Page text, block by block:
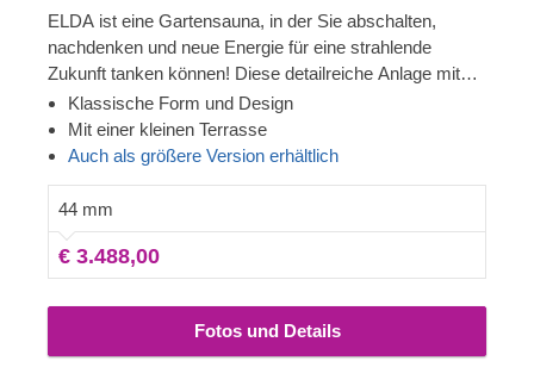
ELDA ist eine Gartensauna, in der Sie abschalten,
nachdenken und neue Energie für eine strahlende
Zukunft tanken können! Diese detailreiche Anlage mit
schönem Spitzdach ist gemütlich und komfortabel und
verfügt über 3 Reihen von Bänken, zwischen denen Sie
wählen können. Die Terrasse mit Dachüberstand
zusätzlichen Raum zum Entspannen schafft und einen
erfrischenden und angenehmen Übergang von einem
Wohnbereich zum anderen.
Klassische Form und Design
Mit einer kleinen Terrasse
Auch als größere Version erhältlich
44 mm
€ 3.488,00
Fotos und Details